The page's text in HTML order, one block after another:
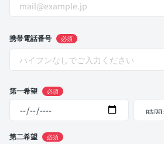
携帯電話番号 必須
第一希望 必須
第二希望 必須